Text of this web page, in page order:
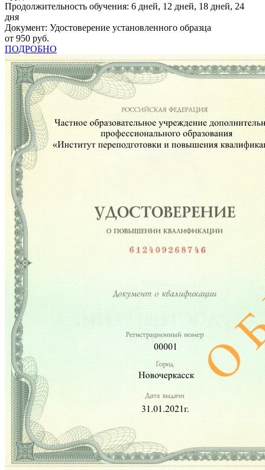
Продолжительность обучения: 6 дней, 12 дней, 18 дней, 24
дня
Документ: Удостоверение установленного образца
от 950 руб.
ПОДРОБНО